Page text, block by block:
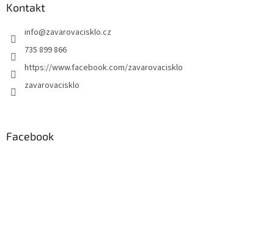
Kontakt
info@zavarovacisklo.cz
735 899 866
https://www.facebook.com/zavarovacisklo
zavarovacisklo
Facebook